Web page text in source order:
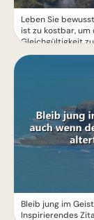
Leben Sie
ist zu kostbar, um
Gleichgültigkeit
Bleib jung im
Inspirierendes